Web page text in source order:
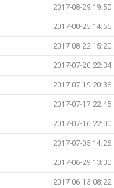
2017-08-29 19:50
2017-08-25 14:55
2017-08-22 15:20
2017-07-20 22:34
2017-07-19 20:36
2017-07-17 22:45
2017-07-16 22:00
2017-07-05 14:26
2017-06-29 13:30
2017-06-13 08:22